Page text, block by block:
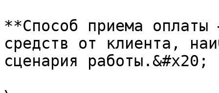
**Способ приема
средств от клиента,
сценария работы.&#x20;